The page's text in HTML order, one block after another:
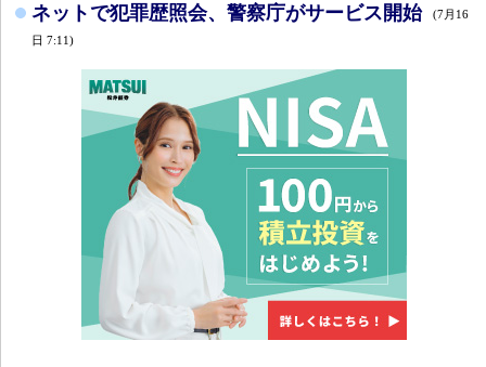
ネットで犯罪歴照会、警察庁がサービス開始
(7月16
日 7:11)